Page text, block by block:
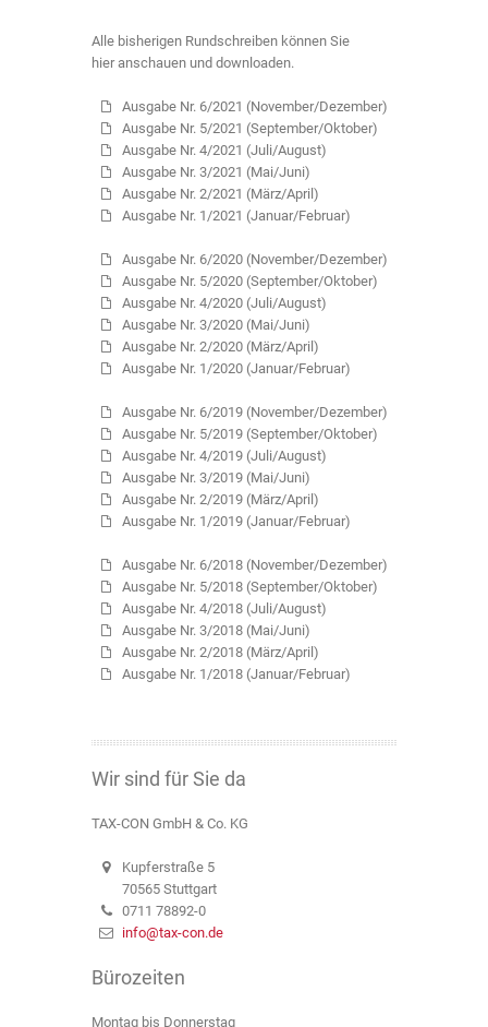
Alle bisherigen Rundschreiben können Sie
hier anschauen und downloaden.
Ausgabe Nr. 6/2021 (November/Dezember)
Ausgabe Nr. 5/2021 (September/Oktober)
Ausgabe Nr. 4/2021 (Juli/August)
Ausgabe Nr. 3/2021 (Mai/Juni)
Ausgabe Nr. 2/2021 (März/April)
Ausgabe Nr. 1/2021 (Januar/Februar)
Ausgabe Nr. 6/2020 (November/Dezember)
Ausgabe Nr. 5/2020 (September/Oktober)
Ausgabe Nr. 4/2020 (Juli/August)
Ausgabe Nr. 3/2020 (Mai/Juni)
Ausgabe Nr. 2/2020 (März/April)
Ausgabe Nr. 1/2020 (Januar/Februar)
Ausgabe Nr. 6/2019 (November/Dezember)
Ausgabe Nr. 5/2019 (September/Oktober)
Ausgabe Nr. 4/2019 (Juli/August)
Ausgabe Nr. 3/2019 (Mai/Juni)
Ausgabe Nr. 2/2019 (März/April)
Ausgabe Nr. 1/2019 (Januar/Februar)
Ausgabe Nr. 6/2018 (November/Dezember)
Ausgabe Nr. 5/2018 (September/Oktober)
Ausgabe Nr. 4/2018 (Juli/August)
Ausgabe Nr. 3/2018 (Mai/Juni)
Ausgabe Nr. 2/2018 (März/April)
Ausgabe Nr. 1/2018 (Januar/Februar)
Wir sind für Sie da
TAX-CON GmbH & Co. KG
Kupferstraße 5
70565 Stuttgart
0711 78892-0
info@tax-con.de
Bürozeiten
Montag bis Donnerstag